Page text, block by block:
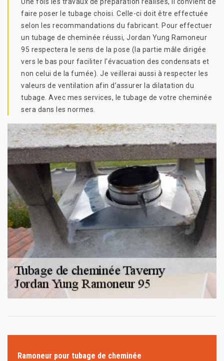
faire poser le tubage choisi. Celle-ci doit être effectuée
selon les recommandations du fabricant. Pour effectuer
un tubage de cheminée réussi, Jordan Yung Ramoneur
95 respectera le sens de la pose (la partie mâle dirigée
vers le bas pour faciliter l'évacuation des condensats et
non celui de la fumée). Je veillerai aussi à respecter les
valeurs de ventilation afin d’assurer la dilatation du
tubage. Avec mes services, le tubage de votre cheminée
sera dans les normes.
Ramoneur pour tubage de cheminée